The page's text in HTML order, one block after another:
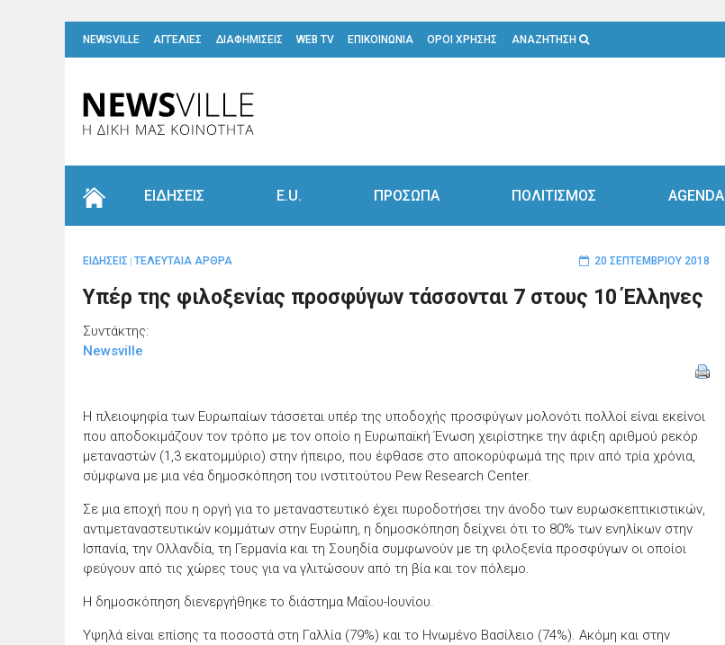
NEWSVILLE ΑΓΓΕΛΙΕΣ ΔΙΑΦΗΜΙΣΕΙΣ WEB TV ΕΠΙΚΟΙΝΩΝΙΑ ΟΡΟΙ ΧΡΗΣΗΣ ΑΝΑΖΗΤΗΣΗ
ΕΙΔΗΣΕΙΣ E.U. ΠΡΟΣΩΠΑ ΠΟΛΙΤΙΣΜΟΣ AGENDA
20 ΣΕΠΤΕΜΒΡΊΟΥ 2018
ΕΙΔΗΣΕΙΣ ΤΕΛΕΥΤΑΙΑ ΑΡΘΡΑ
Υπέρ της φιλοξενίας προσφύγων τάσσονται 7 στους 10 Έλληνες
Συντάκτης:
Newsville
Η πλειοψηφία των Ευρωπαίων τάσσεται υπέρ της υποδοχής προσφύγων μολονότι πολλοί είναι εκείνοι
που αποδοκιμάζουν τον τρόπο με τον οποίο η Ευρωπαϊκή Ένωση χειρίστηκε την άφιξη αριθμού ρεκόρ
μεταναστών (1,3 εκατομμύριο) στην ήπειρο, που έφθασε στο αποκορύφωμά της πριν από τρία χρόνια,
σύμφωνα με μια νέα δημοσκόπηση του ινστιτούτου Pew Research Center.
Σε μια εποχή που η οργή για το μεταναστευτικό έχει πυροδοτήσει την άνοδο των ευρωσκεπτικιστικών,
αντιμεταναστευτικών κομμάτων στην Ευρώπη, η δημοσκόπηση δείχνει ότι το 80% των ενηλίκων στην
Ισπανία, την Ολλανδία, τη Γερμανία και τη Σουηδία συμφωνούν με τη φιλοξενία προσφύγων οι οποίοι
φεύγουν από τις χώρες τους για να γλιτώσουν από τη βία και τον πόλεμο.
Η δημοσκόπηση διενεργήθηκε το διάστημα Μαΐου-Ιουνίου.
Υψηλά είναι επίσης τα ποσοστά στη Γαλλία (79%) και το Ηνωμένο Βασίλειο (74%). Ακόμη και στην